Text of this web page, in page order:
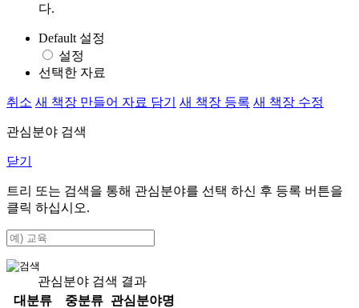
다.
Default 설정
설정
선택한 자료
취소 새 책장 만들어 자료 담기 새 책장 등록 새 책장 수정
관심분야 검색
닫기
트리 또는 검색을 통해 관심분야를 선택 하신 후 등록 버튼을
클릭 하십시오.
관심분야 검색 결과
대분류
중분류
관심분야명